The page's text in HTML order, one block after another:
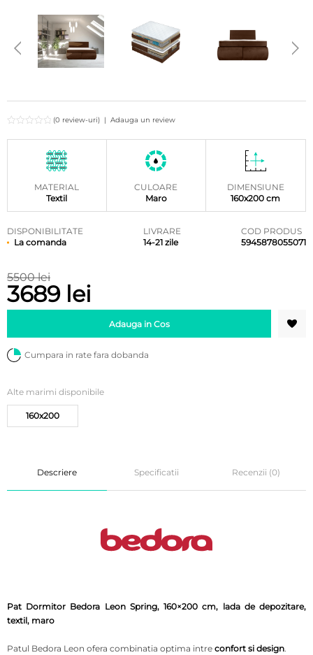
(0 review-uri) | Adauga un review
MATERIAL
Textil
CULOARE
Maro
DIMENSIUNE
160x200 cm
DISPONIBILITATE
La comanda
LIVRARE
14-21 zile
COD PRODUS
5945878055071
5500 lei
3689 lei
Adauga in Cos
Cumpara in rate fara dobanda
Alte marimi disponibile
160x200
Descriere Specificatii Recenzii (0)
Pat Dormitor Bedora Leon Spring, 160×200 cm, lada de depozitare,
textil, maro
Patul Bedora Leon ofera combinatia optima intre confort si design.